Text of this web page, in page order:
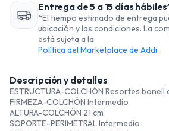
Entrega de 5 a 15 días
*El tiempo estimado de entrega
ubicación y las condiciones. La
está sujeta a la
Política del Marketplace de Addi.
Descripción y detalles
ESTRUCTURA-COLCHÓN Resortes
FIRMEZA-COLCHÓN Intermedio
ALTURA-COLCHÓN 21 cm
SOPORTE-PERIMETRAL Intermedio